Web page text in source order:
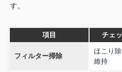
す。
項目 チェ
フィルター掃除
ほこり
維持